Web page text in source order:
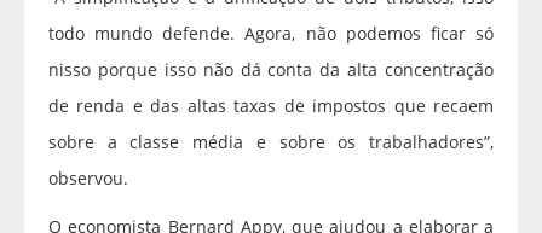
todo mundo defende. Agora, não podemos ficar só
nisso porque isso não dá conta da alta concentração
de renda e das altas taxas de impostos que recaem
sobre a classe média e sobre os trabalhadores”,
observou.
O economista Bernard Appy, que ajudou a elaborar a